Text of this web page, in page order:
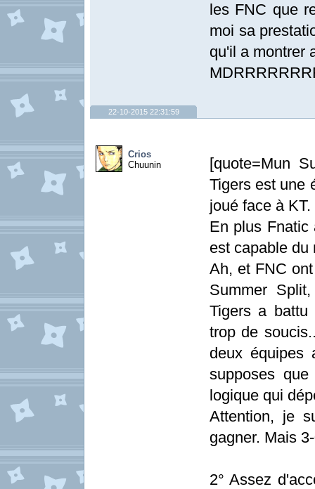
les FNC que
moi sa
qu'il a montrer
22-10-2015 22:31:59
Crios
Chuunin
[quote=Mun
Tigers est une
joué face à KT.
En plus
est capable du
Ah, et FNC
Summer
Tigers a battu
trop de
deux équipes
supposes
logique qui
Attention, je
gagner. Mais
2° Assez